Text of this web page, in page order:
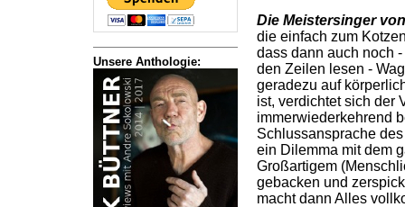
Unsere Anthologie:
Die Meistersinger
die einfach zum
dass dann auch noch
den Zeilen lesen -
geradezu auf
ist, verdichtet sich der
immerwiederkehrend
Schlussansprache
ein Dilemma mit dem
Großartigem
gebacken und
macht dann Alles